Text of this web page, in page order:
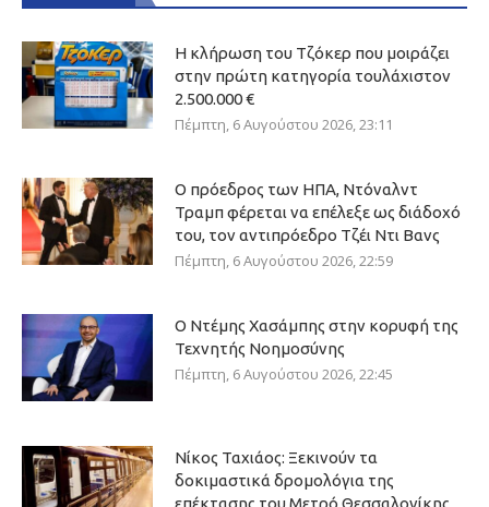
Η κλήρωση του Τζόκερ που μοιράζει
στην πρώτη κατηγορία τουλάχιστον
2.500.000 €
Πέμπτη, 6 Αυγούστου 2026, 23:11
Ο πρόεδρος των ΗΠΑ, Ντόναλντ
Τραμπ φέρεται να επέλεξε ως διάδοχό
του, τον αντιπρόεδρο Τζέι Ντι Βανς
Πέμπτη, 6 Αυγούστου 2026, 22:59
Ο Ντέμης Χασάμπης στην κορυφή της
Τεχνητής Νοημοσύνης
Πέμπτη, 6 Αυγούστου 2026, 22:45
Νίκος Ταχιάος: Ξεκινούν τα
δοκιμαστικά δρομολόγια της
επέκτασης του Μετρό Θεσσαλονίκης